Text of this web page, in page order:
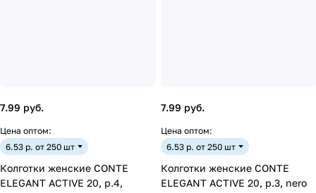
7.99 руб.
Цена оптом:
6.53 р. от 250 шт
Колготки женские CONTE
ELEGANT ACTIVE 20, р.4,
7.99 руб.
Цена оптом:
6.53 р. от 250 шт
Колготки женские CONTE
ELEGANT ACTIVE 20, р.3, nero